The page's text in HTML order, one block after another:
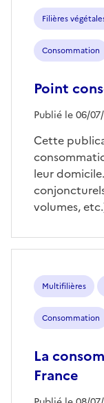
Filières
Consommation
Point
Publié le 06/
Cette
leur
volumes,
Multifilières
Consommation
La
France